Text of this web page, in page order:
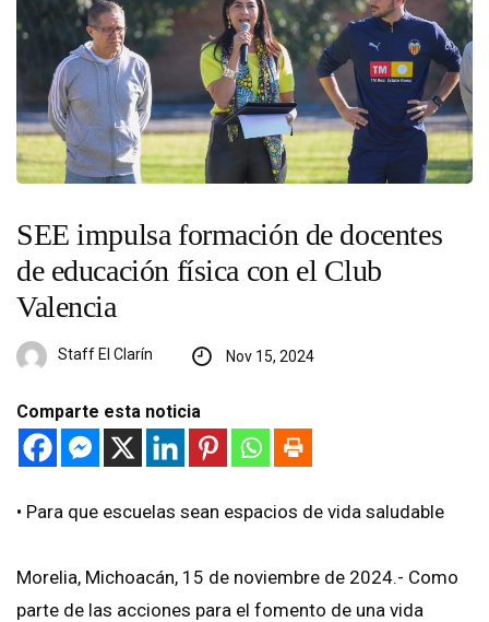
SEE impulsa formación de docentes
de educación física con el Club
Valencia
Staff El Clarín Nov 15, 2024
Comparte esta noticia
• Para que escuelas sean espacios de vida saludable
Morelia, Michoacán, 15 de noviembre de 2024.- Como
parte de las acciones para el fomento de una vida